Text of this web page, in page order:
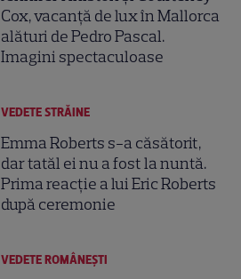
Cox, vacanță de lux în Mallorca
alături de Pedro Pascal.
Imagini spectaculoase
VEDETE STRĂINE
Emma Roberts s-a căsătorit,
dar tatăl ei nu a fost la nuntă.
Prima reacție a lui Eric Roberts
după ceremonie
VEDETE ROMÂNEŞTI